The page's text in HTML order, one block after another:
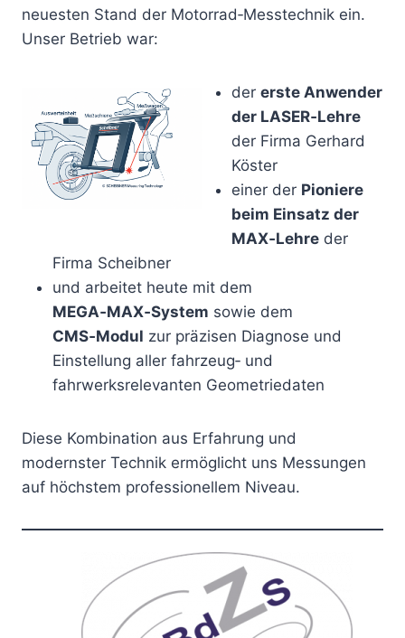
neuesten Stand der Motorrad‑Messtechnik ein.
Unser Betrieb war:
der erste Anwender
der LASER‑Lehre
der Firma Gerhard
Köster
einer der Pioniere
beim Einsatz der
MAX‑Lehre der
Firma Scheibner
und arbeitet heute mit dem
MEGA‑MAX‑System sowie dem
CMS‑Modul zur präzisen Diagnose und
Einstellung aller fahrzeug‑ und
fahrwerksrelevanten Geometriedaten
Diese Kombination aus Erfahrung und
modernster Technik ermöglicht uns Messungen
auf höchstem professionellem Niveau.